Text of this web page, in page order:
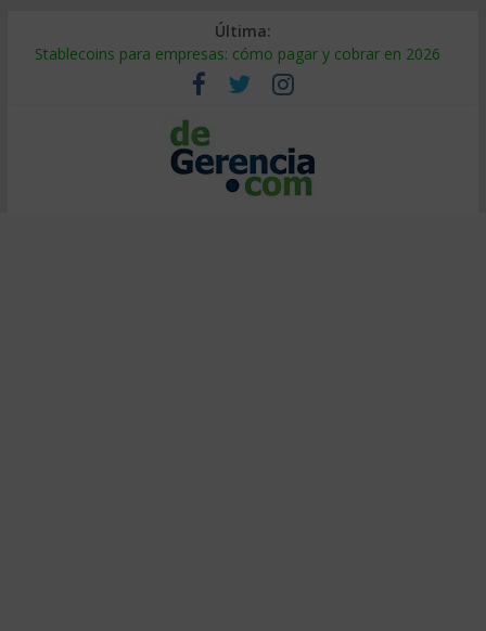
Última:
Stablecoins para empresas: cómo pagar y cobrar en 2026
Despido silencioso: qué es y por qué sale tan caro
IA en selección de personal: cómo auditarla a tiempo
Trabajo forzoso en la cadena de suministro: qué hacer
Mercado hispano de EE. UU.: cómo segmentarlo y venderle